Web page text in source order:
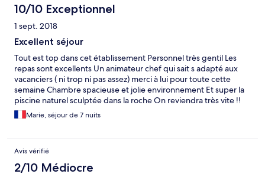
10/10 Exceptionnel
1 sept. 2018
Excellent séjour
Tout est top dans cet établissement Personnel très gentil Les
repas sont excellents Un animateur chef qui sait s adapté aux
vacanciers ( ni trop ni pas assez) merci à lui pour toute cette
semaine Chambre spacieuse et jolie environnement Et super la
piscine naturel sculptée dans la roche On reviendra très vite !!
Marie, séjour de 7 nuits
Avis vérifié
2/10 Médiocre